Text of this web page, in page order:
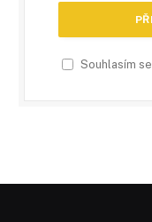
Souhlasím se